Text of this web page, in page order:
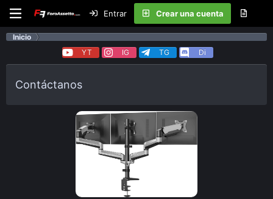
Entrar Crear una cuenta
Inicio
YT
IG TG Di
Contáctanos